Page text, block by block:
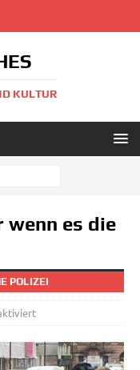
KULTUR
wenn es die
POLIZEI